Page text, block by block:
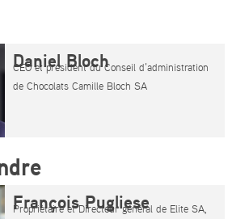
Daniel Bloch
CEO et président du Conseil d’administration
de Chocolats Camille Bloch SA
François Pugliese
Propriétaire et Directeur général de Elite SA,